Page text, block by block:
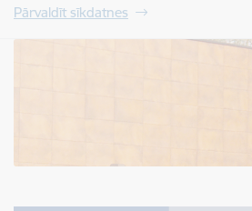
Pārvaldīt sīkdatnes